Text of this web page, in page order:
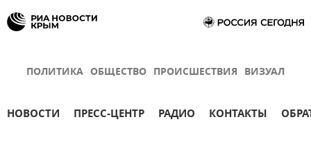
ПОЛИТИКА ОБЩЕСТВО ПРОИСШЕСТВИЯ ВИЗУАЛ
НОВОСТИ ПРЕСС-ЦЕНТР РАДИО КОНТАКТЫ